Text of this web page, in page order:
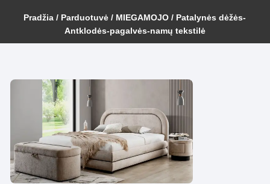
Pradžia / Parduotuvė / MIEGAMOJO / Patalynės dėžės-
Antklodės-pagalvės-namų tekstilė